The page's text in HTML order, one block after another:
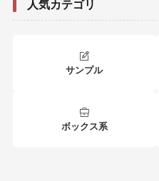
人気カテゴリ
サンプル
ボックス系